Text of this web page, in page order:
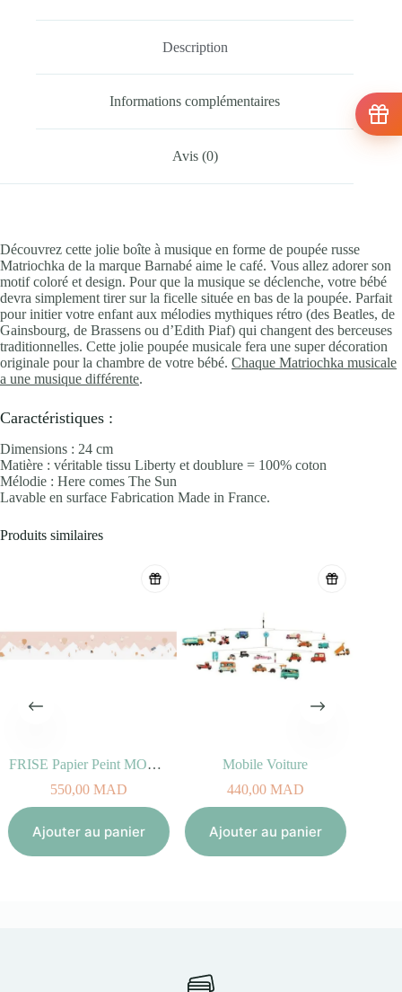
Description
Informations complémentaires
Avis (0)
Découvrez cette jolie boîte à musique en forme de poupée russe
Matriochka de la marque Barnabé aime le café. Vous allez adorer son
motif coloré et design. Pour que la musique se déclenche, votre bébé
devra simplement tirer sur la ficelle située en bas de la poupée. Parfait
pour initier votre enfant aux mélodies mythiques rétro (des Beatles, de
Gainsbourg, de Brassens ou d’Edith Piaf) qui changent des berceuses
traditionnelles. Cette jolie poupée musicale fera une super décoration
originale pour la chambre de votre bébé. Chaque Matriochka musicale
a une musique différente.
Caractéristiques :
Dimensions : 24 cm
Matière : véritable tissu Liberty et doublure = 100% coton
Mélodie : Here comes The Sun
Lavable en surface Fabrication Made in France.
Produits similaires
FRISE Papier Peint MONGOLFIERE
550,00MAD
Ajouter au panier
Mobile Voiture
440,00MAD
Ajouter au panier